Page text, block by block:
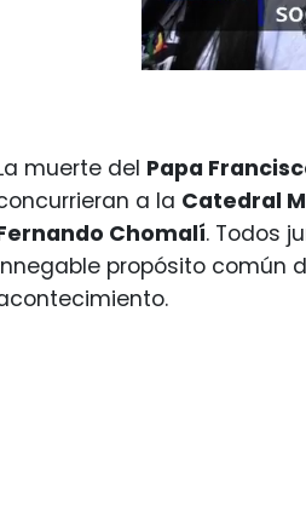
muerte del Papa
a la Catedral
Chomalí. Todos
propósito común